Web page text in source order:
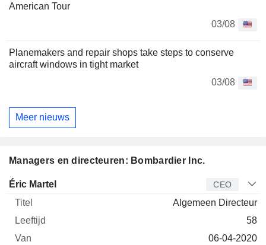
American Tour
03/08
Planemakers and repair shops take steps to conserve
aircraft windows in tight market
03/08
Meer nieuws
Managers en directeuren: Bombardier Inc.
Bedrijfsleider
Éric Martel CEO
Algemeen Directeur
58
06-04-2020